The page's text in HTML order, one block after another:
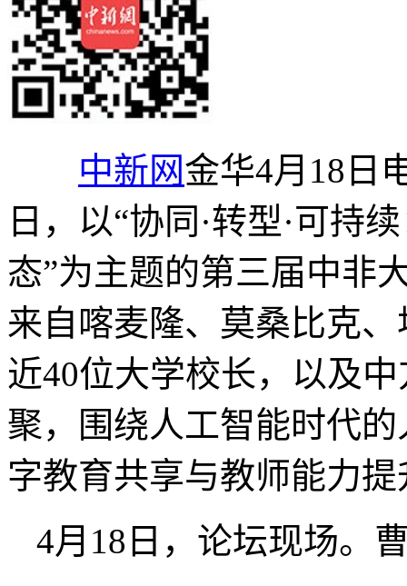
中新网金华4月18日
日，以“协同·转型·可持
态”为主题的第三届中非
来自喀麦隆、莫桑比克
近40位大学校长，以及
聚，围绕人工智能时代
字教育共享与教师能力
4月18日，论坛现场。